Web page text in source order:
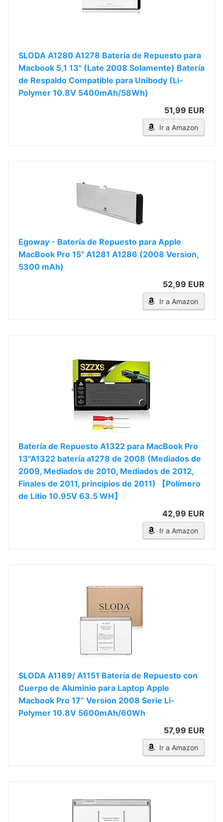
SLODA A1280 A1278 Batería de Repuesto para
Macbook 5,1 13" (Late 2008 Solamente) Batería
de Respaldo Compatible para Unibody (Li-
Polymer 10.8V 5400mAh/58Wh)
51,99 EUR
Ir a Amazon
Egoway - Batería de Repuesto para Apple
MacBook Pro 15" A1281 A1286 (2008 Version,
5300 mAh)
52,99 EUR
Ir a Amazon
Batería de Repuesto A1322 para MacBook Pro
13"A1322 batería a1278 de 2008 (Mediados de
2009, Mediados de 2010, Mediados de 2012,
Finales de 2011, principios de 2011) 【Polímero
de Litio 10.95V 63.5 WH】
42,99 EUR
Ir a Amazon
SLODA A1189/ A1151 Batería de Repuesto con
Cuerpo de Aluminio para Laptop Apple
Macbook Pro 17” Version 2008 Serie Li-
Polymer 10.8V 5600mAh/60Wh
57,99 EUR
Ir a Amazon